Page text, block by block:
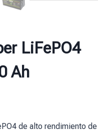
LiFePO4
Ah
de alto rendimiento de